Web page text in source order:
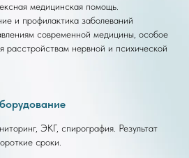
медицинская помощь.
и профилактика заболеваний
современной медицины, особое
расстройствам нервной и психической
ЭКГ, спирография. Результат
сроки.